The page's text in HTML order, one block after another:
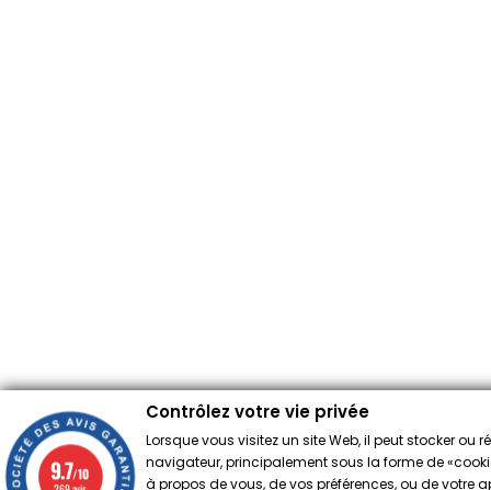
Contrôlez votre vie privée
Lorsque vous visitez un site Web, il peut stocker ou
navigateur, principalement sous la forme de
à propos de vous, de vos préférences, ou de votre
9.7/10